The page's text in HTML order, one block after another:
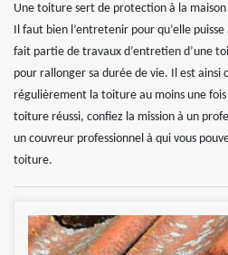
Une toiture sert de protection à la maison
Il faut bien l’entretenir pour qu’elle
fait partie de travaux d’entretien d’une
pour rallonger sa durée de vie. Il est ainsi
régulièrement la toiture au moins une
toiture réussi, confiez la mission à un
un couvreur professionnel à qui vous
toiture.